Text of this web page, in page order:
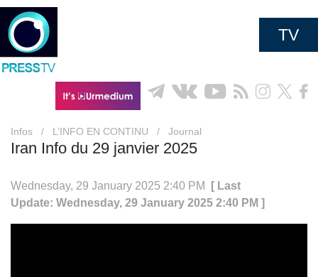
TV
Infos / L’INFO EN CONTINU / Journal
Iran Info du 29 janvier 2025
Wednesday, 29 January 2025 2:40 PM
[ Last
Update: Wednesday, 29 January 2025 2:40 PM ]